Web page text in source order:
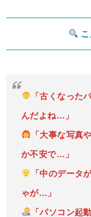
「古くなった
んだよね…」
「大事な写真
か不安で…」
「中のデータ
ゃが…」
「パソコン起